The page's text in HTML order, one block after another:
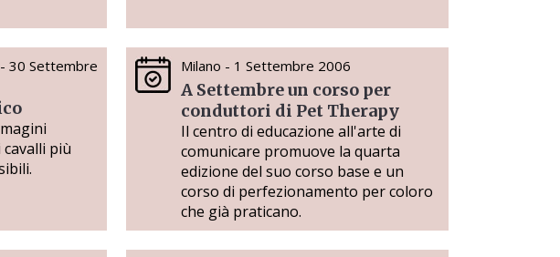
30 Settembre
più
Milano - 1 Settembre 2006
A Settembre un corso per
conduttori di Pet Therapy
Il centro di educazione all'arte di
comunicare promuove la quarta
edizione del suo corso base e un
corso di perfezionamento per coloro
che già praticano.